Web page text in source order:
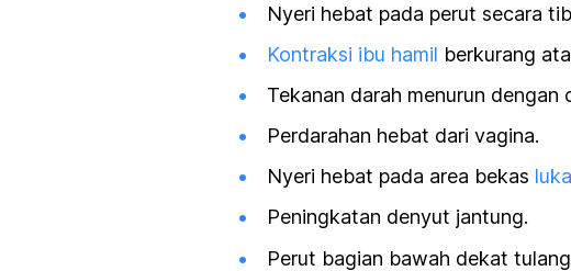
Nyeri hebat pada perut secara
Kontraksi ibu hamil berkurang
Tekanan darah menurun dengan
Perdarahan hebat dari vagina.
Nyeri hebat pada area bekas
Peningkatan denyut jantung.
Perut bagian bawah dekat